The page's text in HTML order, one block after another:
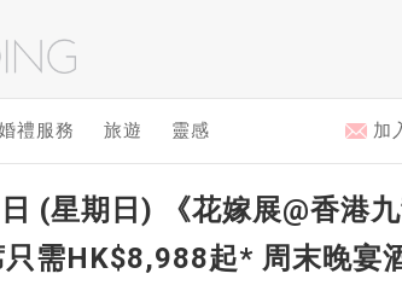
禮服務 旅遊 靈感 加
(星期日) 《花嫁展@香港
需HK$8,988起* 周末晚宴